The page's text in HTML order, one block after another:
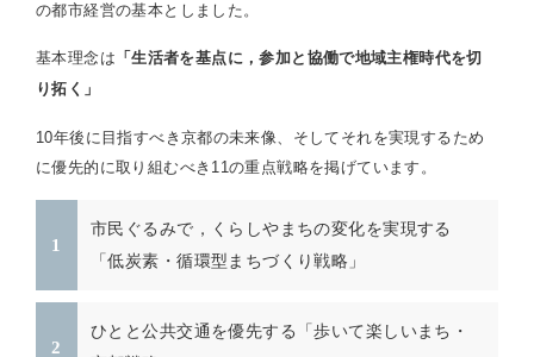
の都市経営の基本としました。
基本理念は 「生活者を基点に，参加と協働で地域主権時代を切
り拓く」
10年後に目指すべき京都の未来像、そしてそれを実現するため
に優先的に取り組むべき11の重点戦略を掲げています。
市民ぐるみで，くらしやまちの変化を実現する
「低炭素・循環型まちづくり戦略」
ひとと公共交通を優先する「歩いて楽しいまち・